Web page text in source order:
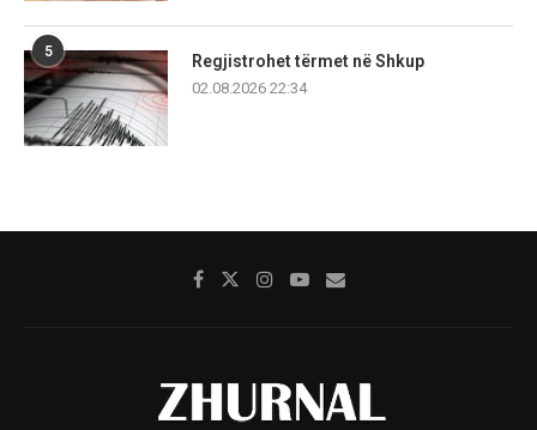
5
Regjistrohet tërmet në Shkup
02.08.2026 22:34